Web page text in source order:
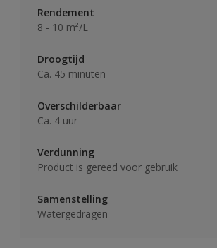
Rendement
8 - 10 m²/L
Droogtijd
Ca. 45 minuten
Overschilderbaar
Ca. 4 uur
Verdunning
Product is gereed voor gebruik
Samenstelling
Watergedragen